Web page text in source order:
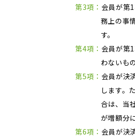
第3項： 会員が第
務上の事
す。
第4項： 会員が第
わないも
第5項： 会員が決
します。
合は、当
が増額分
第6項： 会員が決